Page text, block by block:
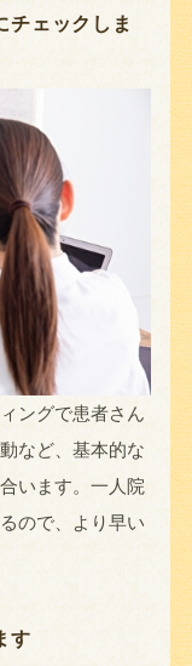
チェックしま
ングで患者さん
など、基本的な
います。一人院
ので、より早い
す